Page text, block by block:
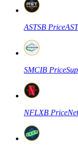
Copie de Trading
Rejoignez les
ASTSB Price
SMCIB Price
NFLXB Price